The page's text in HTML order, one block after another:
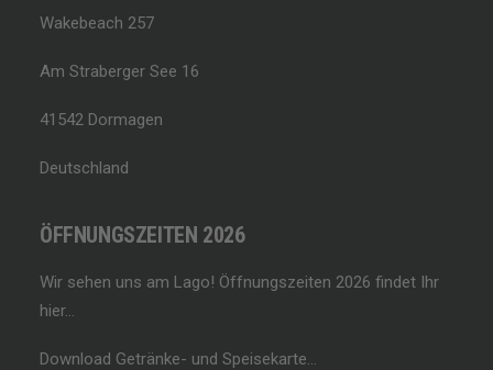
Wakebeach 257
Am Straberger See 16
41542 Dormagen
Deutschland
ÖFFNUNGSZEITEN 2026
Wir sehen uns am Lago! Öffnungszeiten 2026 findet Ihr
hier…
Download Getränke- und Speisekarte…